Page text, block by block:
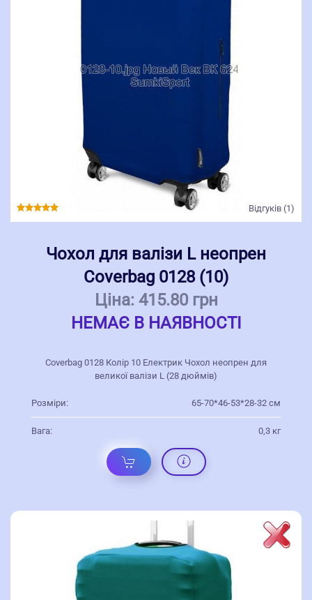
Відгуків (1)
Чохол для валізи L неопрен
Coverbag 0128 (10)
Ціна: 415.80 грн
НЕМАЄ В НАЯВНОСТІ
Coverbag 0128 Колір 10 Електрик Чохол неопрен для
великої валізи L (28 дюймів)
Розміри: 65-70*46-53*28-32 см
Вага: 0,3 кг